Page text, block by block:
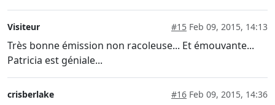
Visiteur #15 Feb 09, 2015, 14:13
Très bonne émission non racoleuse... Et émouvante...
Patricia est géniale...
crisberlake #16 Feb 09, 2015, 14:36